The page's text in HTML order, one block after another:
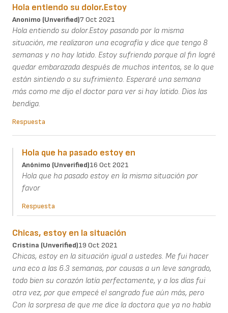
Hola entiendo su dolor.Estoy
Anonimo (unverified)7 Oct 2021
Hola entiendo su dolor.Estoy pasando por la misma
situación, me realizaron una ecografía y dice que tengo 8
semanas y no hay latido. Estoy sufriendo porque al fin logré
quedar embarazada después de muchos intentos, se lo que
están sintiendo o su sufrimiento. Esperaré una semana
más como me dijo el doctor para ver si hay latido. Dios las
bendiga.
Respuesta
Hola que ha pasado estoy en
Anónimo (unverified)16 Oct 2021
Hola que ha pasado estoy en la misma situación por
favor
Respuesta
Chicas, estoy en la situación
Cristina (unverified)19 Oct 2021
Chicas, estoy en la situación igual a ustedes. Me fui hacer
una eco a las 6.3 semanas, por causas a un leve sangrado,
todo bien su corazón latía perfectamente, y a los días fui
otra vez, por que empecé el sangrado fue aún más, pero
Con la sorpresa de que me dice la doctora que ya no había